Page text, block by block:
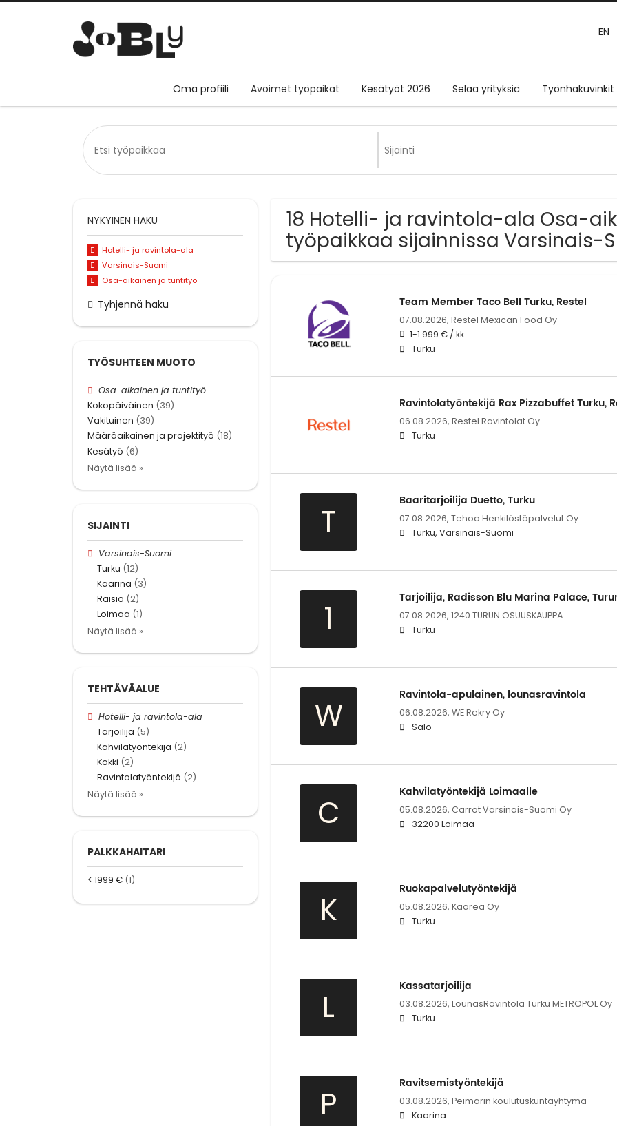
EN
Oma profiili Avoimet työpaikat Kesätyöt 2026 Selaa yrityksiä Työnhakuvinkit
18 Hotelli- ja ravintola-ala Osa-
työpaikkaa sijainnissa Varsinais-
Team Member Taco Bell Turku, Restel
07.08.2026, Restel Mexican Food Oy
1-1 999 € / kk
Turku
Ravintolatyöntekijä Rax Pizzabuffet Turku,
06.08.2026, Restel Ravintolat Oy
Turku
T
Baaritarjoilija Duetto, Turku
07.08.2026, Tehoa Henkilöstöpalvelut Oy
Turku, Varsinais-Suomi
1
Tarjoilija, Radisson Blu Marina Palace,
07.08.2026, 1240 TURUN OSUUSKAUPPA
Turku
W
Ravintola-apulainen, lounasravintola
06.08.2026, WE Rekry Oy
Salo
C
Kahvilatyöntekijä Loimaalle
05.08.2026, Carrot Varsinais-Suomi Oy
32200 Loimaa
K
Ruokapalvelutyöntekijä
05.08.2026, Kaarea Oy
Turku
L
Kassatarjoilija
03.08.2026, LounasRavintola Turku METROPOL Oy
Turku
P
Ravitsemistyöntekijä
03.08.2026, Peimarin koulutuskuntayhtymä
Kaarina
NYKYINEN HAKU
Hotelli- ja ravintola-ala
Varsinais-Suomi
Osa-aikainen ja tuntityö
Tyhjennä haku
TYÖSUHTEEN MUOTO
Osa-aikainen ja tuntityö
Kokopäiväinen (39)
Vakituinen (39)
Määräaikainen ja projektityö (18)
Kesätyö (6)
Näytä lisää »
SIJAINTI
Varsinais-Suomi
Turku (12)
Kaarina (3)
Raisio (2)
Loimaa (1)
Näytä lisää »
TEHTÄVÄALUE
Hotelli- ja ravintola-ala
Tarjoilija (5)
Kahvilatyöntekijä (2)
Kokki (2)
Ravintolatyöntekijä (2)
Näytä lisää »
PALKKAHAITARI
< 1999 € (1)